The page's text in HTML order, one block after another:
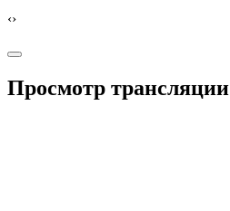
‹›
Просмотр трансляции